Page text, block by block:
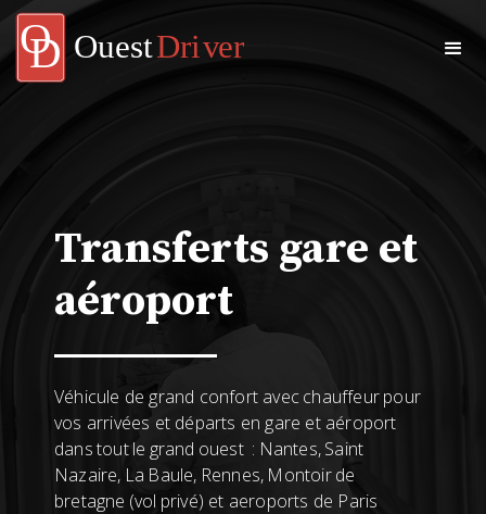
Transferts gare et
aéroport
Véhicule de grand confort avec chauffeur pour
vos arrivées et départs en gare et aéroport
dans tout le grand ouest : Nantes, Saint
Nazaire, La Baule, Rennes, Montoir de
bretagne (vol privé) et aeroports de Paris